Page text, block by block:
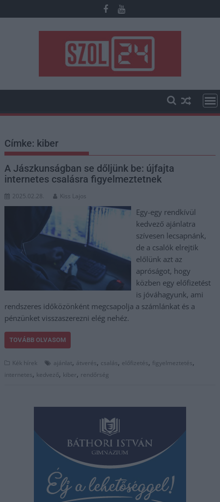
to
Címke: kiber
A Jászkunságban se dőljünk be: újfajta
internetes csalásra figyelmeztetnek
2025.02.28. Kiss Lajos
Egy-egy rendkívül
kedvező ajánlatra
szívesen lecsapnánk,
de a csalók elrejtik
előlünk azt az
apróságot, hogy
közben egy előfizetést
is jóváhagyunk, ami
rendszeres időközönként megcsapolja a számlánkat és a
pénzünket visszaszerezni elég nehéz.
TOVÁBB OLVASOM
Kék hírek ajánlat, átverés, csalás, előfizetés, figyelmeztetés,
internetes, kedvező, kiber, rendőrség